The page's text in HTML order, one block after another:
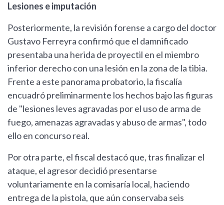
Lesiones e imputación
Posteriormente, la revisión forense a cargo del doctor
Gustavo Ferreyra confirmó que el damnificado
presentaba una herida de proyectil en el miembro
inferior derecho con una lesión en la zona de la tibia.
Frente a este panorama probatorio, la fiscalía
encuadró preliminarmente los hechos bajo las figuras
de "lesiones leves agravadas por el uso de arma de
fuego, amenazas agravadas y abuso de armas", todo
ello en concurso real.
Por otra parte, el fiscal destacó que, tras finalizar el
ataque, el agresor decidió presentarse
voluntariamente en la comisaría local, haciendo
entrega de la pistola, que aún conservaba seis